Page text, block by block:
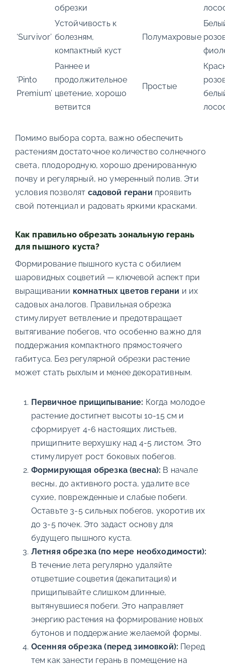
обрезки
‘Survivor’
Устойчивость к
болезням,
компактный куст
Полумахровые
‘Pinto
Premium’
Раннее и
продолжительное
цветение, хорошо
ветвится
Простые
Помимо выбора сорта, важно обеспечить
растениям достаточное количество солнечного
света, плодородную, хорошо дренированную
почву и регулярный, но умеренный полив. Эти
условия позволят садовой герани проявить
свой потенциал и радовать яркими красками.
Как правильно обрезать зональную герань
для пышного куста?
Формирование пышного куста с обилием
шаровидных соцветий — ключевой аспект при
выращивании комнатных цветов герани и их
садовых аналогов. Правильная обрезка
стимулирует ветвление и предотвращает
вытягивание побегов, что особенно важно для
поддержания компактного прямостоячего
габитуса. Без регулярной обрезки растение
может стать рыхлым и менее декоративным.
Первичное прищипывание: Когда молодое
растение достигнет высоты 10-15 см и
сформирует 4-6 настоящих листьев,
прищипните верхушку над 4-5 листом. Это
стимулирует рост боковых побегов.
Формирующая обрезка (весна): В начале
весны, до активного роста, удалите все
сухие, поврежденные и слабые побеги.
Оставьте 3-5 сильных побегов, укоротив их
до 3-5 почек. Это задаст основу для
будущего пышного куста.
Летняя обрезка (по мере необходимости):
В течение лета регулярно удаляйте
отцветшие соцветия (декапитация) и
прищипывайте слишком длинные,
вытянувшиеся побеги. Это направляет
энергию растения на формирование новых
бутонов и поддержание желаемой формы.
Осенняя обрезка (перед зимовкой): Перед
тем как занести герань в помещение на